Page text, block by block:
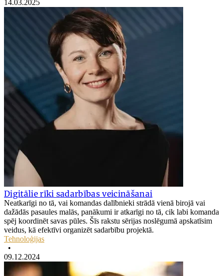
14.03.2025
Digitālie rīki sadarbības veicināšanai
Neatkarīgi no tā, vai komandas dalībnieki strādā vienā birojā vai
dažādās pasaules malās, panākumi ir atkarīgi no tā, cik labi komanda
spēj koordinēt savas pūles. Šīs rakstu sērijas noslēgumā apskatīsim
veidus, kā efektīvi organizēt sadarbību projektā.
Tehnoloģijas
•
09.12.2024